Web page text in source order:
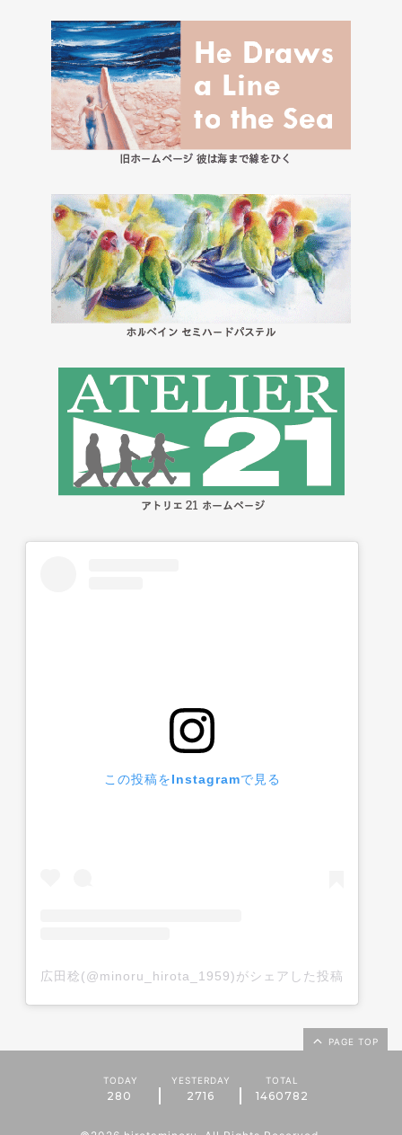
この投稿をInstagramで見る
広田稔(@minoru_hirota_1959)がシェアした投稿
PAGE TOP
TODAY
280
YESTERDAY
2716
TOTAL
1460782